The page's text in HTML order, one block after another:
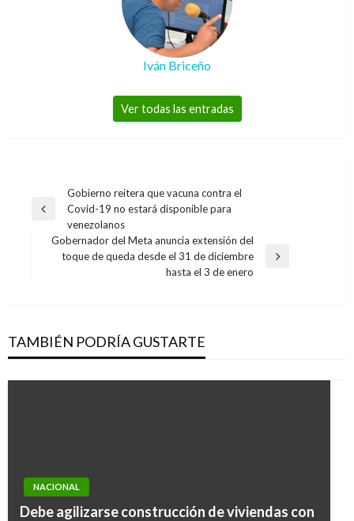
Iván Briceño
Ver todas las entradas
Navegación
de
entradas
Entrada
Gobierno reitera que vacuna contra el
Covid-19 no estará disponible para
venezolanos
Entrada
Gobernador del Meta anuncia extensión del
toque de queda desde el 31 de diciembre
hasta el 3 de enero
TAMBIÉN PODRÍA GUSTARTE
NACIONAL
Debe agilizarse construcción de viviendas con